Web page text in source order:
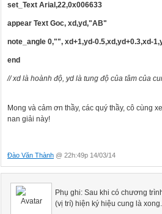
set_Text Arial,22,0x006633
appear Text Goc, xd,yd,"AB"
note_angle 0,"", xd+1,yd-0.5,xd,yd+0.3,xd-
end
// xd là hoành độ, yd là tung độ của tâm của
Mong và cảm ơn thầy, các quý thầy, cô cùng
nan giải này!
Đào Văn Thành @ 22h:49p 14/03/14
Phụ ghi: Sau khi có chương
(vị trí) hiện ký hiệu cung là xong.